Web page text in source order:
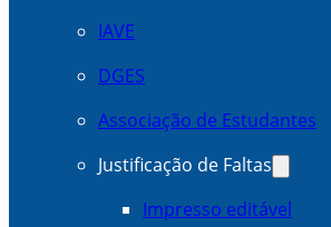
IAVE
DGES
Associação de Estudantes
Justificação de Faltas
Impresso editável